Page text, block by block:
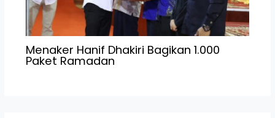
Menaker Hanif Dhakiri Bagikan 1.000
Paket Ramadan